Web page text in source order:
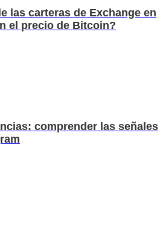
las carteras de Exchange en
el precio de Bitcoin?
comprender las señales